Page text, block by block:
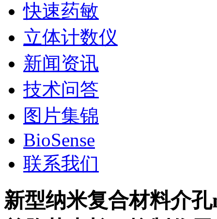
快速药敏
立体计数仪
新闻资讯
技术问答
图片集锦
BioSense
联系我们
新型纳米复合材料介